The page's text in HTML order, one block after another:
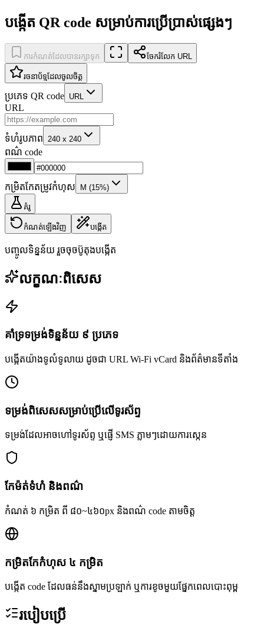
បង្កើត QR code សម្រាប់ការប្រើប្រាស់ផ្សេងៗ
ការកំណត់ដែលបានរក្សាទុក ចែករំលែក URL
រចនាប័ទ្មដែលចូលចិត្ត
ប្រភេទ QR code URL
URL
ទំហំរូបភាព 240 x 240
ពណ៌ code
កម្រិតកែតម្រូវកំហុស M (15%)
គំរូ
កំណត់ឡើងវិញ បង្កើត
បញ្ចូលទិន្នន័យ រួចចុចប៊ូតុងបង្កើត
លក្ខណៈពិសេស
គាំទ្រទម្រង់ទិន្នន័យ ៩ ប្រភេទ
បង្កើតយ៉ាងទូលំទូលាយ ដូចជា URL Wi-Fi vCard និងព័ត៌មានទីតាំង
ទម្រង់ពិសេសសម្រាប់ប្រើលើទូរស័ព្ទ
ទម្រង់ដែលអាចហៅទូរស័ព្ទ ឬផ្ញើ SMS ភ្លាមៗដោយការស្កេន
កែម៉ត់ទំហំ និងពណ៌
កំណត់ ៦ កម្រិត ពី ៨០~៤៦០px និងពណ៌ code តាមចិត្ត
កម្រិតកែកំហុស ៤ កម្រិត
បង្កើត code ដែលធន់នឹងស្នាមប្រឡាក់ ឬការខូចមួយផ្នែកពេលបោះពុម្ព
របៀបប្រើ